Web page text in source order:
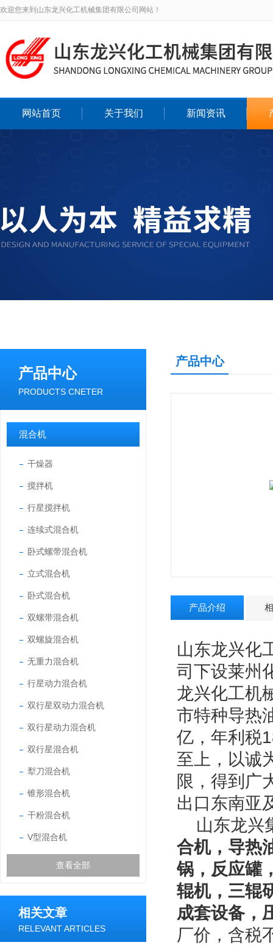
欢迎您来到山东龙兴化工机械集团有限公司网站！
网站首页 关于我们 新闻资讯
产品中心
PRODUCTS CNETER
混合机
干燥器
搅拌机
行星搅拌机
连续式混合机
卧式螺带混合机
立式混合机
卧式混合机
双螺带混合机
双螺旋混合机
无重力混合机
行星动力混合机
双行星双动力混合机
双行星动力混合机
双行星混合机
犁刀混合机
锥形混合机
干粉混合机
V型混合机
查看全部
相关文章
RELEVANT ARTICLES
产品中心
产品介绍
山东龙兴化
司下设莱州
龙兴化工机
市特种导热
亿，年利税
至上，以诚
限，得到广
出口东南亚
山东龙兴
合机，导热
锅，反应罐
辊机，三辊
成套设备，
厂价，含税